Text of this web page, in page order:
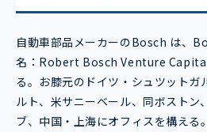
自動車部品メーカーのBosch は、
名：Robert Bosch Venture Capital
る。お膝元のドイツ・シュツットガ
ルト、米サニーベール、同ボストン
ブ、中国・上海にオフィスを構える。